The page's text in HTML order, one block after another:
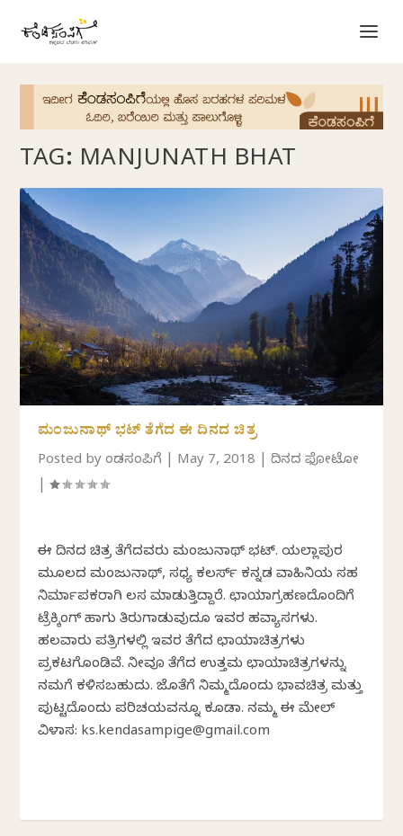
TAG: MANJUNATH BHAT
ಮಂಜುನಾಥ್ ಭಟ್ ತೆಗೆದ ಈ ದಿನದ ಚಿತ್ರ
Posted byಕೆಂಡಸಂಪಿಗೆ May 7, 2018 |ದಿನದ ಫೋಟೋ
|
ಈ ದಿನದ ಚಿತ್ರ ತೆಗೆದವರು ಮಂಜುನಾಥ್ ಭಟ್. ಯಲ್ಲಾಪುರ
ಮೂಲದ ಮಂಜುನಾಥ್, ಸಧ್ಯ ಕಲರ್ಸ್ ಕನ್ನಡ ವಾಹಿನಿಯ ಸಹ
ನಿರ್ಮಾಪಕರಾಗಿ ಕೆಲಸ ಮಾಡುತ್ತಿದ್ದಾರೆ. ಛಾಯಾಗ್ರಹಣದೊಂದಿಗೆ
ಟ್ರೆಕ್ಕಿಂಗ್ ಹಾಗು ತಿರುಗಾಡುವುದೂ ಇವರ ಹವ್ಯಾಸಗಳು.
ಹಲವಾರು ಪತ್ರಿಕೆಗಳಲ್ಲಿ ಇವರ ತೆಗೆದ ಛಾಯಾಚಿತ್ರಗಳು
ಪ್ರಕಟಗೊಂಡಿವೆ. ನೀವೂ ತೆಗೆದ ಉತ್ತಮ ಛಾಯಾಚಿತ್ರಗಳನ್ನು
ನಮಗೆ ಕಳಿಸಬಹುದು. ಜೊತೆಗೆ ನಿಮ್ಮದೊಂದು ಭಾವಚಿತ್ರ ಮತ್ತು
ಪುಟ್ಟದೊಂದು ಪರಿಚಯವನ್ನೂ ಕೂಡಾ. ನಮ್ಮ ಈ ಮೇಲ್
ವಿಳಾಸ: ks.kendasampige@gmail.com